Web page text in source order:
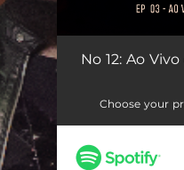
Saudade Não
Acata Aí (Ao
Vai Mal (Ao Vivo)
O Mágico (Ao
No 12: Ao
Choose your